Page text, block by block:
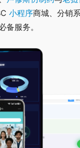
小程序商城、分销
服务。